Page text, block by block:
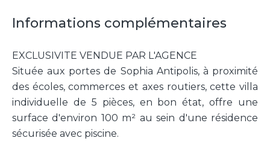
Informations complémentaires
EXCLUSIVITE VENDUE PAR L'AGENCE
Située aux portes de Sophia Antipolis, à proximité
des écoles, commerces et axes routiers, cette villa
individuelle de 5 pièces, en bon état, offre une
surface d'environ 100 m² au sein d'une résidence
sécurisée avec piscine.